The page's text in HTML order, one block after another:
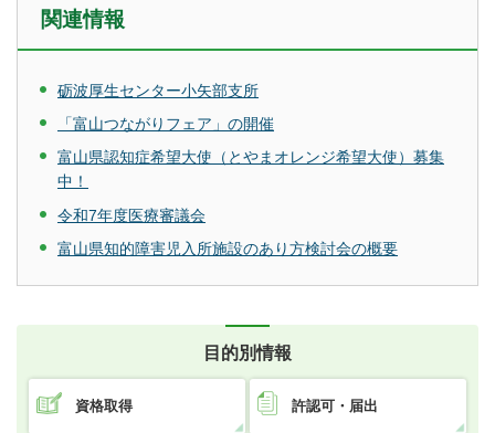
関連情報
砺波厚生センター小矢部支所
「富山つながりフェア」の開催
富山県認知症希望大使（とやまオレンジ希望大使）募集
中！
令和7年度医療審議会
富山県知的障害児入所施設のあり方検討会の概要
目的別情報
資格取得 許認可・届出